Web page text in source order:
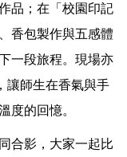
品；在「校園印記
香包製作與五感體
一段旅程。現場亦
讓師生在香氣與手
度的回憶。
合影，大家一起比